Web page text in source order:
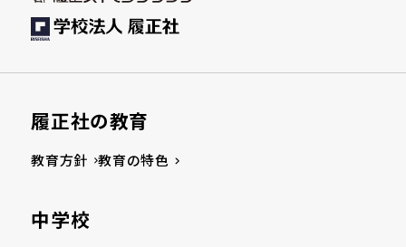
履正社の教育
教育方針 教育の特色
中学校